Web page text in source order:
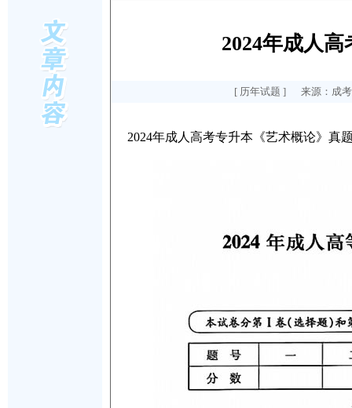
2024年成人
[ 历年试题 ] 来源：成考
2024年成人高考专升本《艺术概论》真